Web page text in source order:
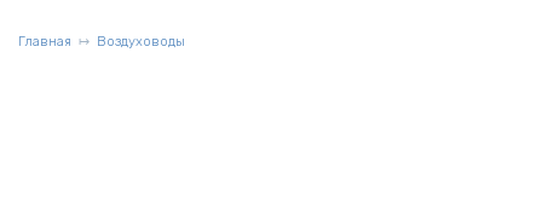
Главная Воздуховоды